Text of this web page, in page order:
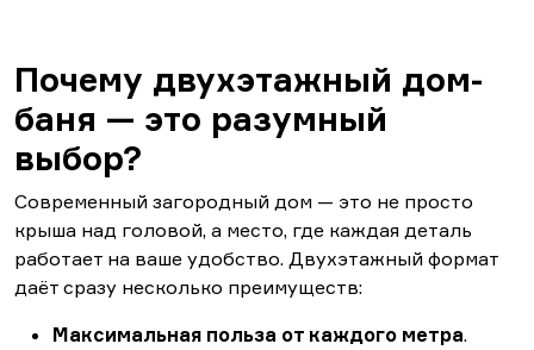
Почему двухэтажный дом-
баня — это разумный
выбор?
Современный загородный дом — это не просто
крыша над головой, а место, где каждая деталь
работает на ваше удобство. Двухэтажный формат
даёт сразу несколько преимуществ:
Максимальная польза от каждого метра.